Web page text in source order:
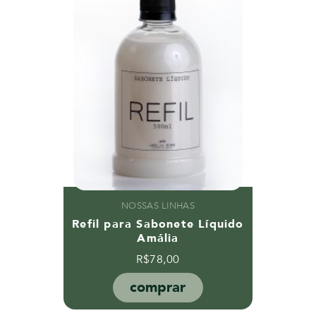
NOSSAS LINHAS
Refil para Sabonete Líquido
Amália
R$78,00
comprar